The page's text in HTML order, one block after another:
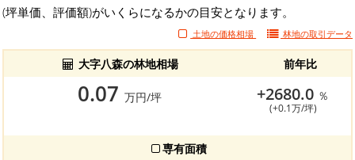
(坪単価、評価額)がいくらになるかの目安となります。
土地の価格相場 林地の取引データ
大字八森の林地相場 前年比
0.07 万円/坪 +2680.0 ％
(+0.1万/坪)
専有面積